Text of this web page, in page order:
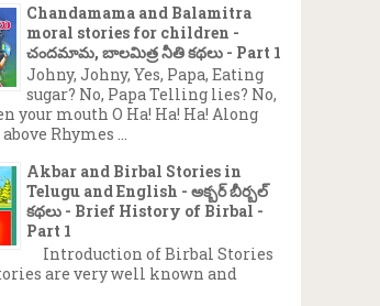
Chandamama and Balamitra
moral stories for children -
చందమామ, బాలమిత్ర నీతి కథలు - Part 1
Johny, Johny, Yes, Papa, Eating
sugar? No, Papa Telling lies? No,
your mouth O Ha! Ha! Ha! Along
Rhymes ...
Akbar and Birbal Stories in
Telugu and English - అక్బర్ బీర్బల్
కథలు - Brief History of Birbal -
Part 1
Introduction of Birbal Stories
are very well known and